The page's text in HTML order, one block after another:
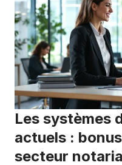
Les systèmes
actuels :
secteur